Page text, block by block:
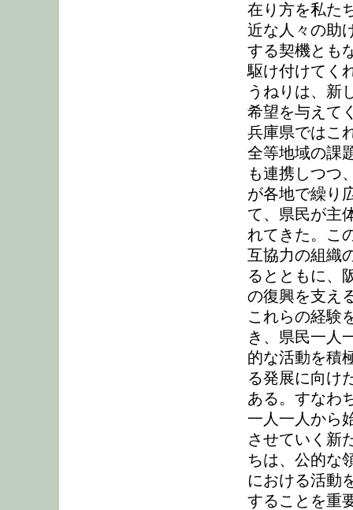
在り方を私た
近な人々の助
する契機とも
駆け付けてく
うねりは、新
希望を与えて
兵庫県ではこ
全等地域の課
も連携しつつ
が各地で繰り
て、県民が主
れてきた。こ
互協力の組織
るとともに、
の復興を支え
これらの経験
き、県民一人
的な活動を積
る発展に向け
ある。すなわ
一人一人から
させていく新
ちは、公的な
における活動
することを重